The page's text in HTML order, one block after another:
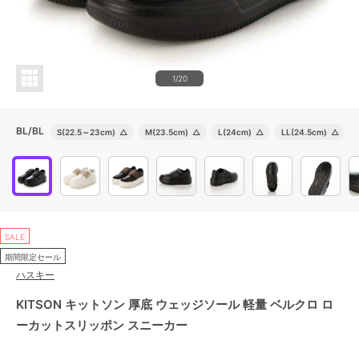
1/20
BL/BL S(22.5～23cm) △ M(23.5cm) △ L(24cm) △ LL(24.5cm) △
SALE
期間限定セール
ハスキー
KITSON キットソン 厚底 ウェッジソール 軽量 ベルクロ ロ
ーカットスリッポン スニーカー